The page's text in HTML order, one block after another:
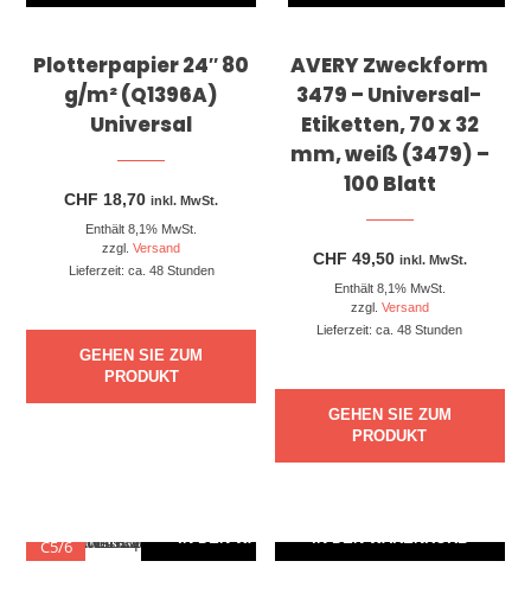
Plotterpapier 24″ 80
g/m² (Q1396A)
Universal
CHF 18,70 inkl. MwSt.
Enthält 8,1% MwSt.
zzgl.Versand
Lieferzeit: ca. 48 Stunden
GEHEN SIE ZUM
PRODUKT
AVERY Zweckform
3479 – Universal-
Etiketten, 70 x 32
mm, weiß (3479) –
100 Blatt
CHF 49,50 inkl. MwSt.
Enthält 8,1% MwSt.
zzgl. Versand
Lieferzeit: ca. 48 Stunden
GEHEN SIE ZUM
PRODUKT
IN DEN WARENKORB
C5/6 IN DEN WARENKORB